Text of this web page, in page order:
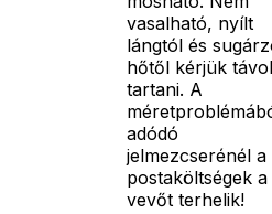
vasalható, nyílt
lángtól és
hőtől kérjük távol
tartani. A
adódó
jelmezcserénél a
postaköltségek a
vevőt terhelik!